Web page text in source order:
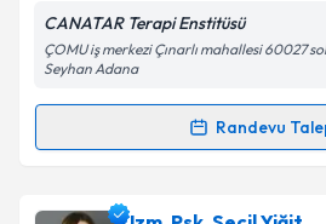
Kişisel verilerimin
Metni
kapsamda işlenmesini
CANATAR Terapi Enstitüsü
ÇOMU iş merkezi Çınarlı mahallesi 60027
Seyhan Adana
Randevu
Randevu Takvimi Talebi
Uzm. Dr. Taner Canatariçin